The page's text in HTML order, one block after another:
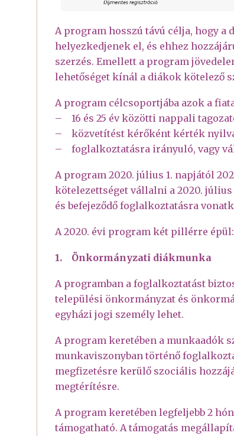
A program hosszú távú célja, hogy a
helyezkedjenek el, és ehhez
szerzés. Emellett a program
lehetőséget kínál a diákok kötelező
A program célcsoportjába azok a
– 16 és 25 év közötti nappali
– közvetítést kérőként kérték
– foglalkoztatásra irányuló, vagy
A program 2020. július 1. napjától
kötelezettséget vállalni a 2020. július
és befejeződő foglalkoztatásra
A 2020. évi program két pillérre épül:
1. Önkormányzati diákmunka
A programban a foglalkoztatást
települési önkormányzat és
egyházi jogi személy lehet.
A program keretében a munkaadók
munkaviszonyban történő
megfizetésre kerülő szociális
megtérítésre.
A program keretében legfeljebb 2
támogatható. A támogatás